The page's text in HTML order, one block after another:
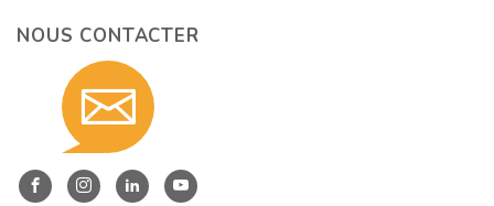
NOUS CONTACTER
Entre Entre Entre Entre